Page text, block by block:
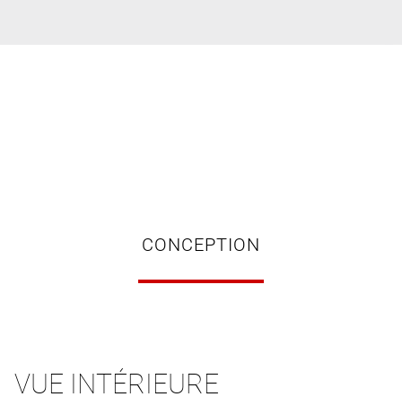
CONCEPTION
VUE INTÉRIEURE